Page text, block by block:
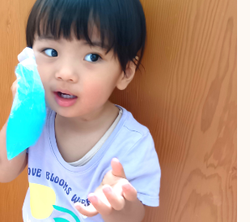
情報 採用情報
Language
ーム
利用者の声
プライバシーポリシー